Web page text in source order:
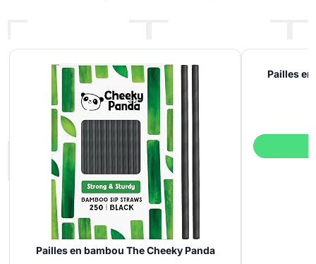
Pailles en bambou The Cheeky Panda
Pailles